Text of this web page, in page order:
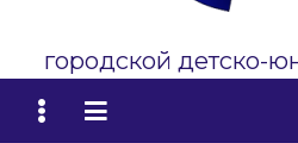
городской детско-